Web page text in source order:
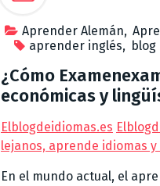
Aprender Alemán,
aprender inglés, blog
¿Cómo
económicas y
Elblogdeidiomas.es
lejanos, aprende idiomas
En el mundo actual, el